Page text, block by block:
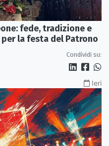
fede, tradizione e
la festa del Patrono
Condividi su:
Ieri